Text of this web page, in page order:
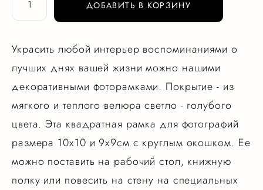
ДОБАВИТЬ В КОРЗИНУ
Украсить любой интерьер воспоминаниями о
лучших днях вашей жизни можно нашими
декоративными фоторамками. Покрытие - из
мягкого и теплого велюра светло - голубого
цвета. Эта квадратная рамка для фотографий
размера 10х10 и 9х9см с круглым окошком. Ее
можно поставить на рабочий стол, книжную
полку или повесить на стену на специальных